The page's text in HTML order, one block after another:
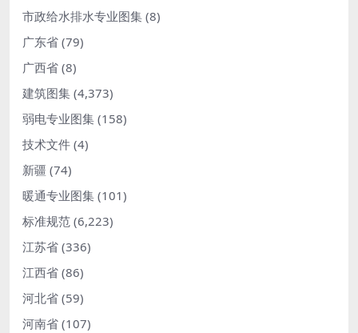
市政给水排水专业图集 (8)
广东省 (79)
广西省 (8)
建筑图集 (4,373)
弱电专业图集 (158)
技术文件 (4)
新疆 (74)
暖通专业图集 (101)
标准规范 (6,223)
江苏省 (336)
江西省 (86)
河北省 (59)
河南省 (107)